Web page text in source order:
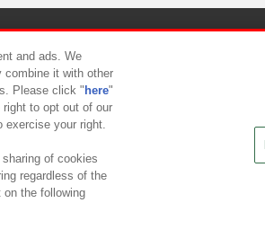
ラスメント対応方針
and ads. We
combine it with other
Please click " here"
to opt out of our
exercise your right.
of cookies
regardless of the
the following